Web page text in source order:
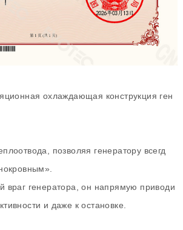
охлаждающая конструкция ген
позволяя генератору всегд
враг генератора, он напрямую приводи
и даже к остановке.